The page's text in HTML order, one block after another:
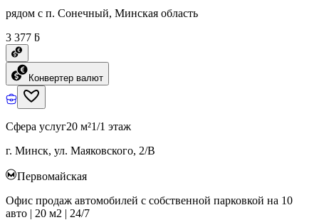
рядом с п. Сонечный, Минская область
3 377 ƃ
Конвертер валют
Сфера услуг20 м²1/1 этаж
г. Минск, ул. Маяковского, 2/В
Первомайская
Офис продаж автомобилей с собственной парковкой на 10
авто | 20 м2 | 24/7